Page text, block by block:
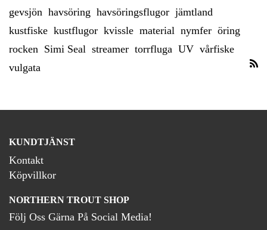
gevsjön havsöring havsöringsflugor jämtland
kustfiske kustflugor kvissle material nymfer öring
rocken Simi Seal streamer torrfluga UV vårfiske
vulgata
KUNDTJÄNST
Kontakt
Köpvillkor
NORTHERN TROUT SHOP
Följ Oss Gärna På Social Media!